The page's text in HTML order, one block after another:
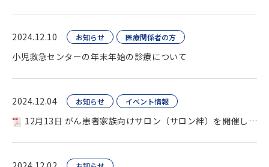
2024.12.10 お知らせ 医療関係者の方
小児救急センターの年末年始の診療について
2024.12.04 お知らせ イベント情報
12月13日 がん患者家族向けサロン（サロン絆）を開催します